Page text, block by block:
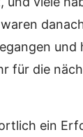
und
für die
ein